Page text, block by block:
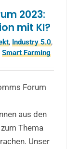
2023:
mit KI?
, Industry 5.0,
Smart Farming
Forum
aus den
Thema
Unser